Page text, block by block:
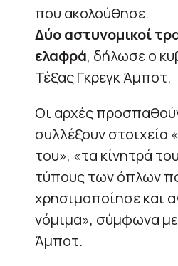
που ακολούθησε.
Δύο αστυνομικοί
ελαφρά, δήλωσε ο
Τέξας Γκρεγκ Άμποτ.
Οι αρχές
συλλέξουν στοιχεία
του», «τα κίνητρά
τύπους των όπλων
χρησιμοποίησε και
νόμιμα», σύμφωνα
Άμποτ.